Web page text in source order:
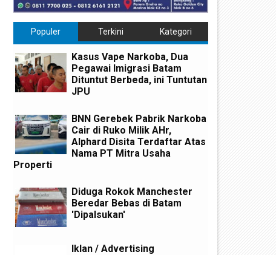
Populer Terkini Kategori
Kasus Vape Narkoba, Dua
Pegawai Imigrasi Batam
Dituntut Berbeda, ini Tuntutan
JPU
BNN Gerebek Pabrik Narkoba
Cair di Ruko Milik AHr,
Alphard Disita Terdaftar Atas
Nama PT Mitra Usaha
Properti
Diduga Rokok Manchester
Beredar Bebas di Batam
'Dipalsukan'
Iklan / Advertising